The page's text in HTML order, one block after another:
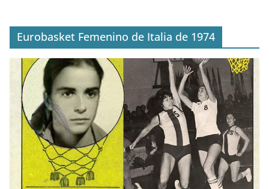
Eurobasket Femenino de Italia de 1974